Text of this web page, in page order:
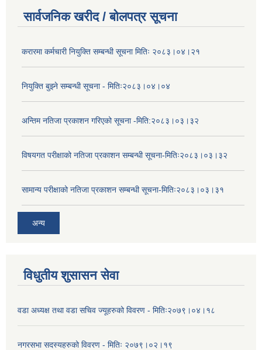
सार्वजनिक खरीद / बोलपत्र सूचना
करारमा कर्मचारी नियुक्ति सम्बन्धी सूचना मितिः २०८३।०४।२१
नियुक्ति बुझ्ने सम्बन्धी सूचना - मितिः२०८३।०४।०४
अन्तिम नतिजा प्रकाशन गरिएको सूचना -मिति:२०८३।०३।३२
विषयगत परीक्षाको नतिजा प्रकाशन सम्बन्धी सूचना-मितिः२०८३।०३।३२
सामान्य परीक्षाको नतिजा प्रकाशन सम्बन्धी सूचना-मितिः२०८३।०३।३१
अन्य
विधुतीय शुसासन सेवा
वडा अध्यक्ष तथा वडा सचिव ज्यूहरुको विवरण - मितिः२०७९।०४।१८
नगरसभा सदस्यहरुको विवरण - मितिः २०७९।०२।१९